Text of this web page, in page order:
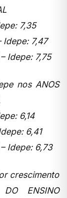
7,35
Idepe: 7,47
Idepe: 7,75
nos ANOS
6,14
6,41
Idepe: 6,73
crescimento
ENSINO